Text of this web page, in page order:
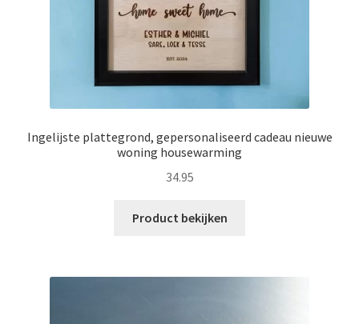
naar:
Zoeken
Ingelijste plattegrond, gepersonaliseerd cadeau nieuwe
woning housewarming
34.95
Product bekijken